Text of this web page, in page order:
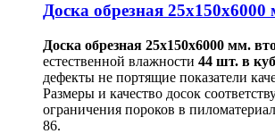
Доска обрезная 25х150х6000
Доска обрезная 25х150х6000 мм.
естественной влажности 44 шт. в
дефекты не портящие показатели
Размеры и качество досок
ограничения пороков в
86.